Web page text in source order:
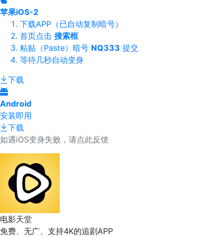
苹果iOS-2
下载APP（已自动复制暗号）
首页点击 搜索框
粘贴（Paste）暗号 NQ333 提交
等待几秒自动变身
下载
Android
安装即用
下载
如遇iOS变身失败，请点此反馈
电影天堂
免费、无广、支持4K的追剧APP